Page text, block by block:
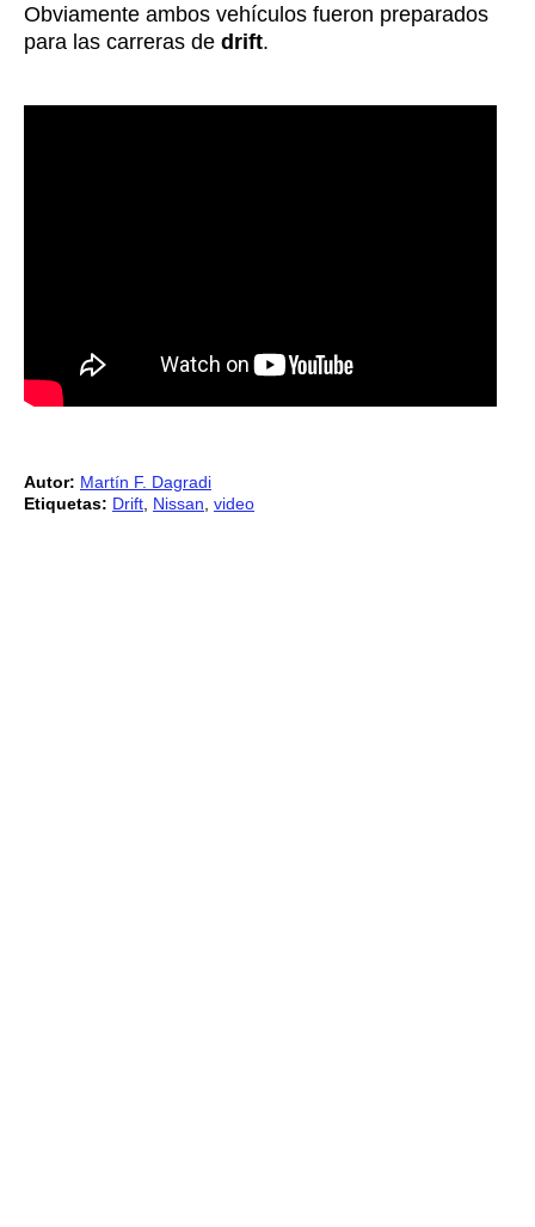
Obviamente ambos vehículos fueron preparados
para las carreras de drift.
Autor: Martín F. Dagradi
Etiquetas: Drift, Nissan, video